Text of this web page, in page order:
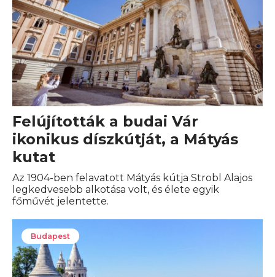
Felújították a budai Vár
ikonikus díszkútját, a Mátyás
kutat
Az 1904-ben felavatott Mátyás kútja Strobl Alajos
legkedvesebb alkotása volt, és élete egyik
főművét jelentette.
Budapest